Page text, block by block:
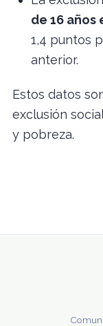
de 16 años
1,4 puntos
anterior.
Estos datos
exclusión
y pobreza.